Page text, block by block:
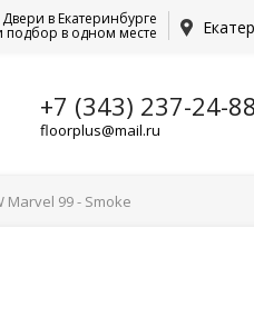
в Екатеринбурге
в одном месте
+7 (343) 237-24-88
floorplus@mail.ru
Marvel 99 - Smoke